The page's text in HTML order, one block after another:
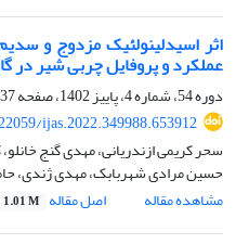
اثر اسیدلینولئیک مزدوج و
عملکرد و پروفایل چربی شیر در
دوره 54، شماره 4، پاییز 1402، صفحه
ijas.2022.349988.653912
سحر کریمی ازندریانی، مهدی گنج
حسین مرادی شهربابک، مهدی ژندی،
مشاهده مقاله
اصل مقاله 1.01 M